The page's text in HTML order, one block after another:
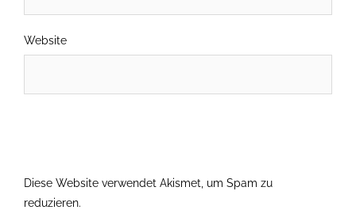
Website
Diese Website verwendet Akismet, um Spam zu
reduzieren.